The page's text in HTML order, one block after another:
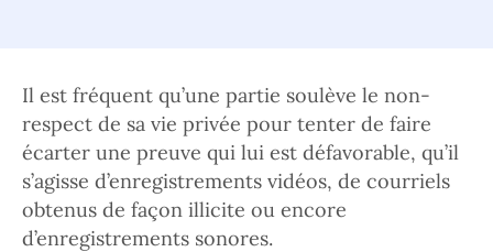
Il est fréquent qu’une partie soulève le non-
respect de sa vie privée pour tenter de faire
écarter une preuve qui lui est défavorable, qu’il
s’agisse d’enregistrements vidéos, de courriels
obtenus de façon illicite ou encore
d’enregistrements sonores.